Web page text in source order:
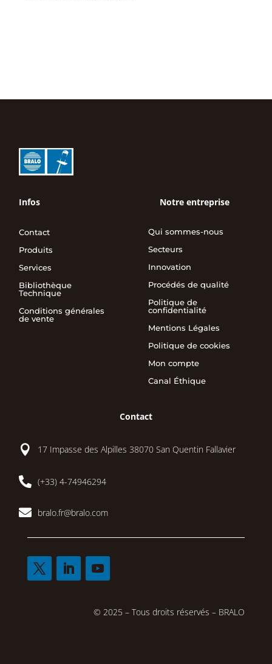
Infos
Contact
Produits
Services
Bibliothèque
Technique
Conditions générales
de vente
Notre entreprise
Qui sommes-nous
Secteurs
Innovation
Procédés de qualité
Politique de
confidentialité
Mentions Légales
Politique de cookies
Mon compte
Canal Éthique
Contact
 17 Impasse des Alpilles 38070 San Quentin Fallavier
 (+33) 4-74946294
 bralo.fr@bralo.com
© 2025 – Tous droits réservés – BRALO